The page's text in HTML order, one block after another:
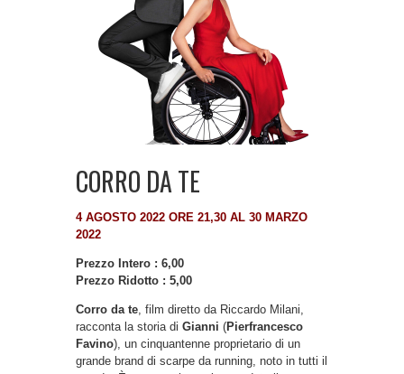
CORRO DA TE
4 AGOSTO 2022 ORE 21,30 AL 30 MARZO
2022
Prezzo Intero : 6,00
Prezzo Ridotto : 5,00
Corro da te , film diretto da Riccardo Milani,
racconta la storia di Gianni (Pierfrancesco
Favino), un cinquantenne proprietario di un
grande brand di scarpe da running, noto in tutti il